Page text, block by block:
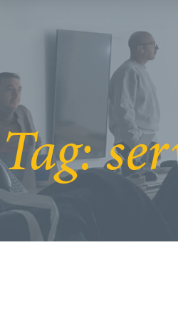
Tag: